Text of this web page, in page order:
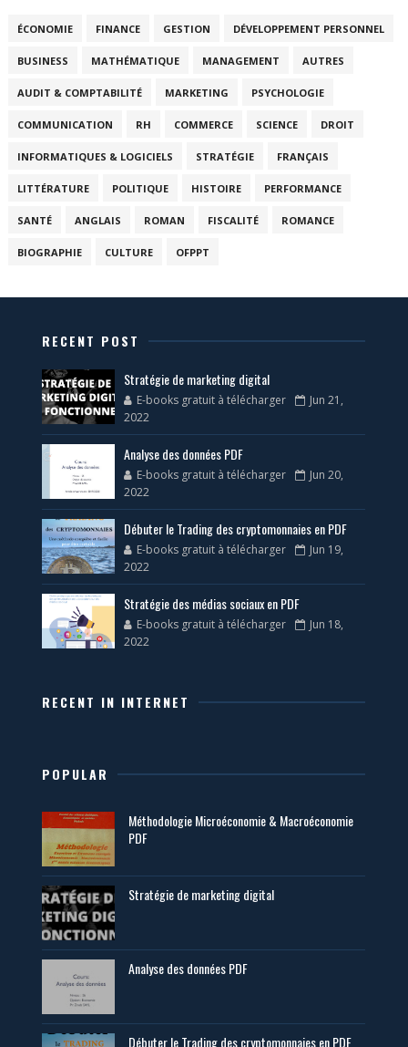
ÉCONOMIE FINANCE GESTION DÉVELOPPEMENT PERSONNEL
BUSINESS MATHÉMATIQUE MANAGEMENT AUTRES
AUDIT & COMPTABILITÉ MARKETING PSYCHOLOGIE
COMMUNICATION RH COMMERCE SCIENCE DROIT
INFORMATIQUES & LOGICIELS STRATÉGIE FRANÇAIS
LITTÉRATURE POLITIQUE HISTOIRE PERFORMANCE
SANTÉ ANGLAIS ROMAN FISCALITÉ ROMANCE
BIOGRAPHIE CULTURE OFPPT
RECENT POST
Stratégie de marketing digital
E-books gratuit à télécharger
Jun 21,
2022
Analyse des données PDF
E-books gratuit à télécharger
Jun 20,
2022
Débuter le Trading des cryptomonnaies en PDF
E-books gratuit à télécharger
Jun 19,
2022
Stratégie des médias sociaux en PDF
E-books gratuit à télécharger
Jun 18,
2022
RECENT IN INTERNET
POPULAR
Méthodologie Microéconomie & Macroéconomie
PDF
Stratégie de marketing digital
Analyse des données PDF
Débuter le Trading des cryptomonnaies en PDF